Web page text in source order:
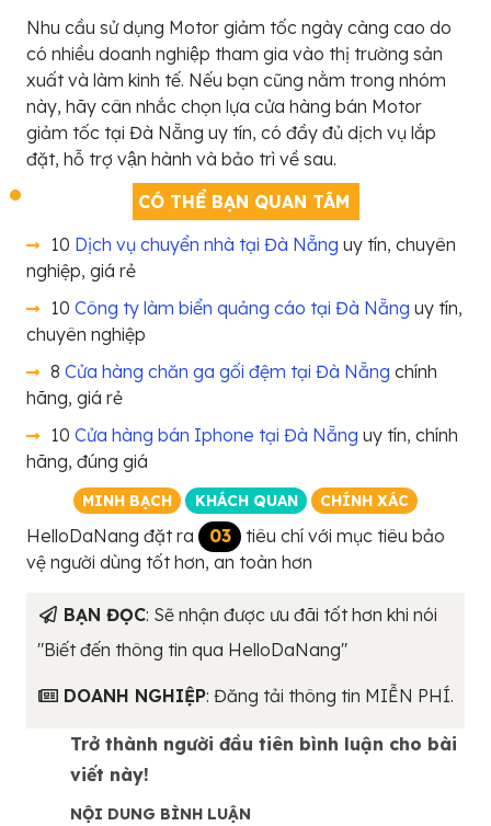
Nhu cầu sử dụng Motor giảm tốc ngày càng cao do
có nhiều doanh nghiệp tham gia vào thị trường sản
xuất và làm kinh tế. Nếu bạn cũng nằm trong nhóm
này, hãy cân nhắc chọn lựa cửa hàng bán Motor
giảm tốc tại Đà Nẵng uy tín, có đầy đủ dịch vụ lắp
đặt, hỗ trợ vận hành và bảo trì về sau.
CÓ THỂ BẠN QUAN TÂM
10 Dịch vụ chuyển nhà tại Đà Nẵng uy tín, chuyên
nghiệp, giá rẻ
10 Công ty làm biển quảng cáo tại Đà Nẵng uy tín,
chuyên nghiệp
8 Cửa hàng chăn ga gối đệm tại Đà Nẵng chính
hãng, giá rẻ
10 Cửa hàng bán Iphone tại Đà Nẵng uy tín, chính
hãng, đúng giá
MINH BẠCH KHÁCH QUAN CHÍNH XÁC
HelloDaNang đặt ra 03
tiêu chí với mục tiêu bảo
vệ người dùng tốt hơn, an toàn hơn
BẠN ĐỌC: Sẽ nhận được ưu đãi tốt hơn khi nói
"Biết đến thông tin qua HelloDaNang"
DOANH NGHIỆP: Đăng tải thông tin MIỄN PHÍ.
Trở thành người đầu tiên bình luận cho bài
viết này!
NỘI DUNG BÌNH LUẬN